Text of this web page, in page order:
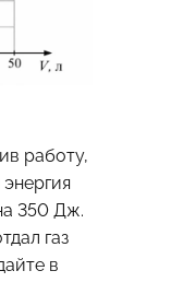
работу,
350 Дж.
газ
в